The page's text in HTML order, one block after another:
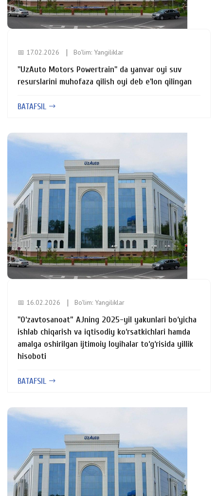
📅 17.02.2026 Bo'lim: Yangiliklar
"UzAuto Motors Powertrain" da yanvar oyi suv
resurslarini muhofaza qilish oyi deb e’lon qilingan
BATAFSIL
📅 16.02.2026 Bo'lim: Yangiliklar
"O‘zavtosanoat” AJning 2025-yil yakunlari bo‘yicha
ishlab chiqarish va iqtisodiy ko‘rsatkichlari hamda
amalga oshirilgan ijtimoiy loyihalar to‘g‘risida yillik
hisoboti
BATAFSIL